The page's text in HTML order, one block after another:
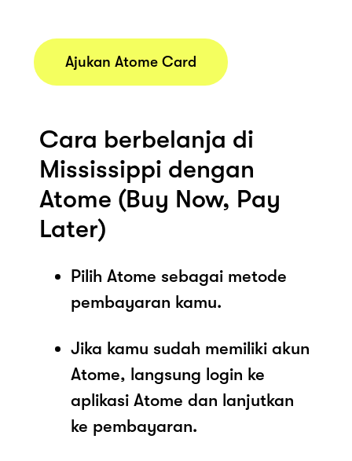
Ajukan Atome Card
Cara berbelanja di
Mississippi dengan
Atome (Buy Now, Pay
Later)
Pilih Atome sebagai metode
pembayaran kamu.
Jika kamu sudah memiliki akun
Atome, langsung login ke
aplikasi Atome dan lanjutkan
ke pembayaran.